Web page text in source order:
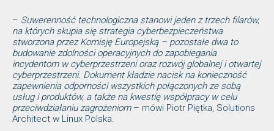
– Suwerenność technologiczna stanowi jeden z trzech filarów,
na których skupia się strategia cyberbezpieczeństwa
stworzona przez Komisję Europejską – pozostałe dwa to
budowanie zdolności operacyjnych do zapobiegania
incydentom w cyberprzestrzeni oraz rozwój globalnej i otwartej
cyberprzestrzeni. Dokument kładzie nacisk na konieczność
zapewnienia odporności wszystkich połączonych ze sobą
usług i produktów, a także na kwestię współpracy w celu
przeciwdziałaniu zagrożeniom– mówi Piotr Piętka, Solutions
Architect w Linux Polska.